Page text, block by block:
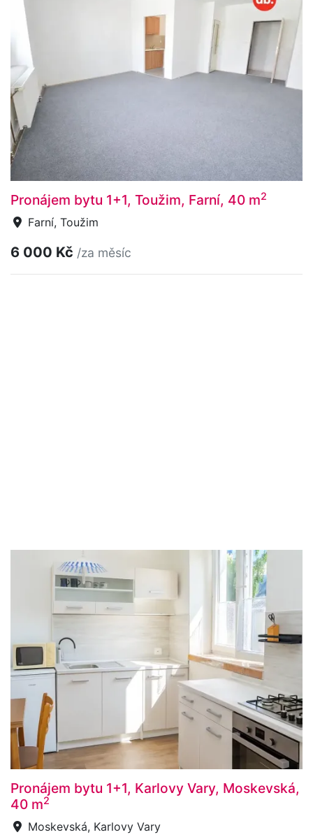
Pronájem bytu 1+1, Toužim, Farní, 40 m2
Farní, Toužim
6 000 Kč /za měsíc
Pronájem bytu 1+1, Karlovy Vary, Moskevská,
40 m2
Moskevská, Karlovy Vary